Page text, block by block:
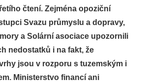
čtení. Zejména opoziční
Svazu průmyslu a dopravy,
a Solární asociace upozornili
nedostatků i na fakt, že
jsou v rozporu s tuzemským i
Ministerstvo financí ani